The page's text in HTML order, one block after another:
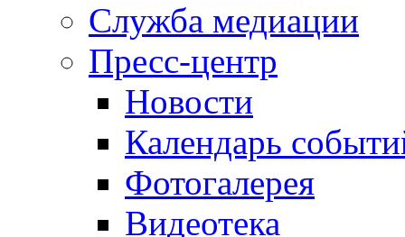
Служба медиации
Пресс-центр
Новости
Календарь
Фотогалерея
Видеотека